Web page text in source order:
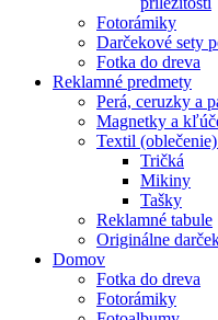
Fotorámiky
Darčekové sety
Fotka do dreva
Reklamné predmety
Perá, ceruzky a
Magnetky a
Textil
Tričká
Mikiny
Tašky
Reklamné tabule
Originálne
Domov
Fotka do dreva
Fotorámiky